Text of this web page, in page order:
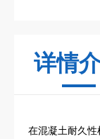
详情
在混凝土耐久